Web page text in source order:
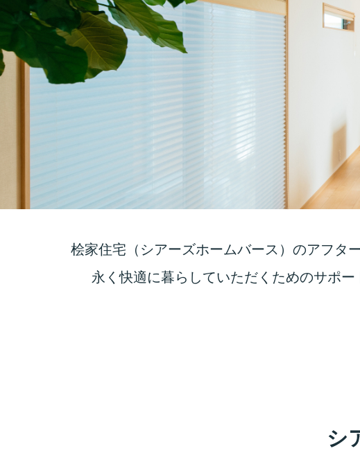
桧家住宅（シアーズホームバース）のアフタ
永く快適に暮らしていただくためのサポ
シ